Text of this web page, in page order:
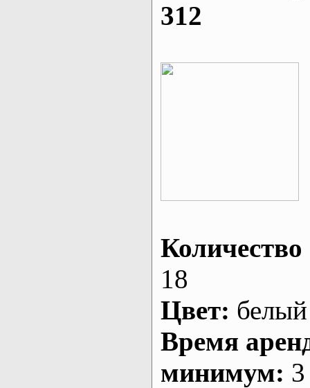
312
Количество
18
Цвет: белый
Время
минимум: